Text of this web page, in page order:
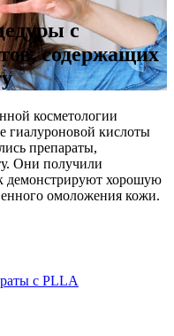
с
содержащих
косметологии
гиалуроновой кислоты
препараты,
Они получили
демонстрируют хорошую
омоложения кожи.
с PLLA